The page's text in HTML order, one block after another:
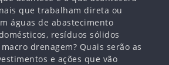
que trabalham direta ou
águas de abastecimento
resíduos sólidos
drenagem? Quais serão as
e ações que vão